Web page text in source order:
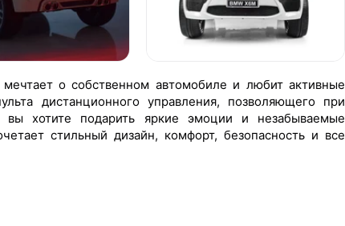
о собственном автомобиле и любит активные
дистанционного управления, позволяющего при
хотите подарить яркие эмоции и незабываемые
стильный дизайн, комфорт, безопасность и все